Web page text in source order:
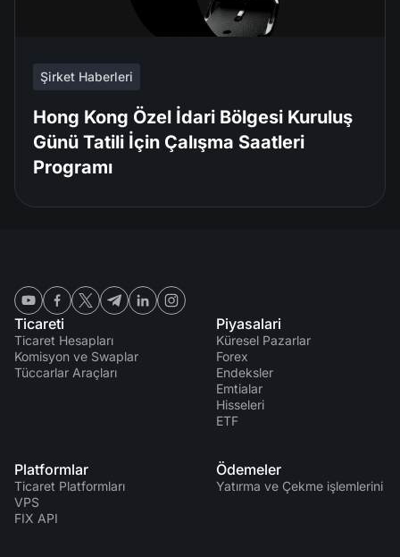
Şirket Haberleri
Hong Kong Özel İdari Bölgesi Kuruluş
Günü Tatili İçin Çalışma Saatleri
Programı
Ticareti
Ticaret Hesapları
Komisyon ve Swaplar
Tüccarlar Araçları
Piyasalari
Küresel Pazarlar
Forex
Endeksler
Emtialar
Hisseleri
ETF
Platformlar
Ticaret Platformları
VPS
FIX API
Ödemeler
Yatırma ve Çekme işlemlerini